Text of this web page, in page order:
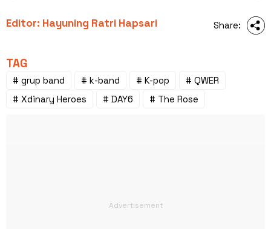
Editor: Hayuning Ratri Hapsari Share:
TAG
# grup band # k-band # K-pop
# QWER
# Xdinary Heroes
# DAY6 # The Rose